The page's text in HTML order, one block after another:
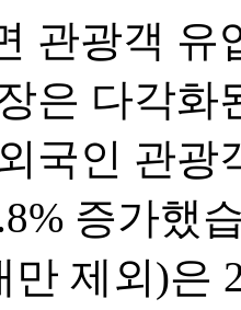
관광객
은 다각화
국인 관광
증가했
만 제외)은